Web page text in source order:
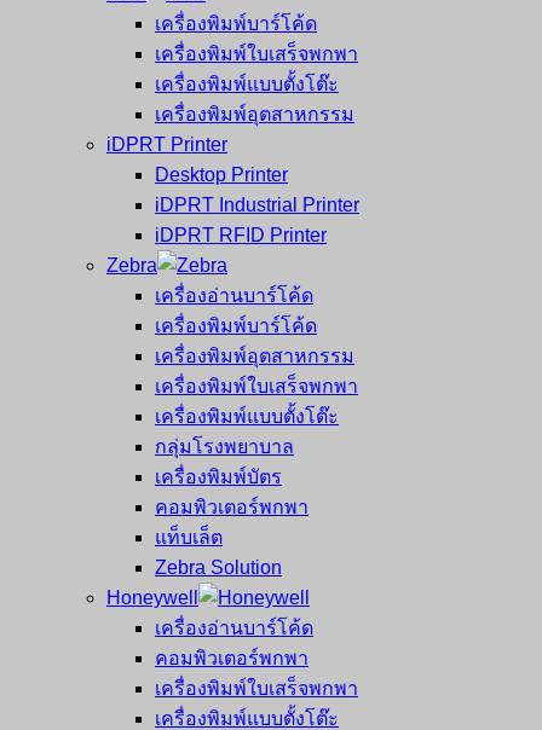
เครื่องพิมพ์บาร์โค้ด
เครื่องพิมพ์ใบเสร็จพกพา
เครื่องพิมพ์แบบตั้งโต๊ะ
เครื่องพิมพ์อุตสาหกรรม
iDPRT Printer
Desktop Printer
iDPRT Industrial Printer
iDPRT RFID Printer
Zebra
เครื่องอ่านบาร์โค้ด
เครื่องพิมพ์บาร์โค้ด
เครื่องพิมพ์อุตสาหกรรม
เครื่องพิมพ์ใบเสร็จพกพา
เครื่องพิมพ์แบบตั้งโต๊ะ
กลุ่มโรงพยาบาล
เครื่องพิมพ์บัตร
คอมพิวเตอร์พกพา
แท็บเล็ต
Zebra Solution
Honeywell
เครื่องอ่านบาร์โค้ด
คอมพิวเตอร์พกพา
เครื่องพิมพ์ใบเสร็จพกพา
เครื่องพิมพ์แบบตั้งโต๊ะ